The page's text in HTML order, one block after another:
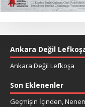
Ankara Değil
Ankara Değil Lefkoşa
Son Eklenenler
Geçmişin İçinden,